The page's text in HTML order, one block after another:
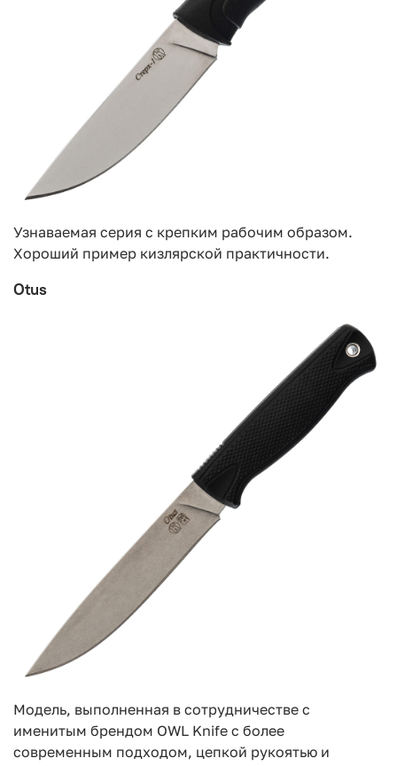
Узнаваемая серия с крепким рабочим образом.
Хороший пример кизлярской практичности.
Otus
Модель, выполненная в сотрудничестве с
именитым брендом OWL Knife с более
современным подходом, цепкой рукоятью и